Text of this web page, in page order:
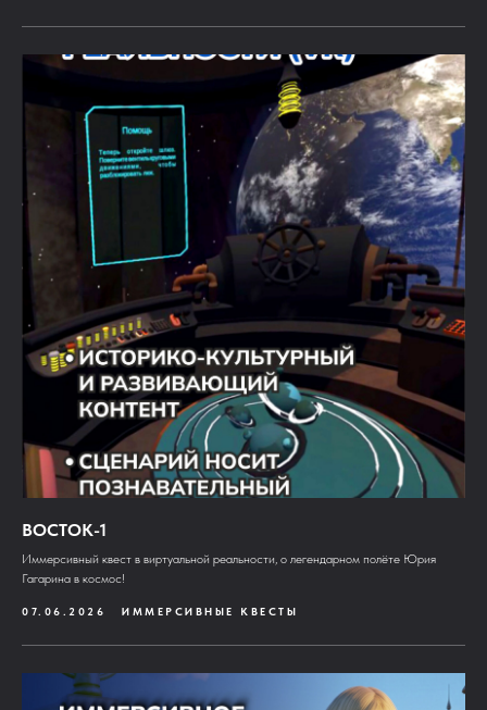
ВОСТОК-1
Иммерсивный квест в виртуальной реальности, о легендарном полёте Юрия
Гагарина в космос!
07.06.2026 ИММЕРСИВНЫЕ КВЕСТЫ